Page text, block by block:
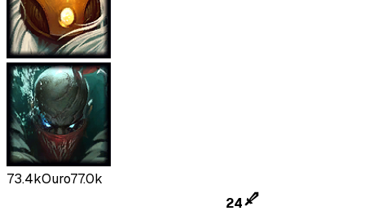
73.4kOuro77.0k
24